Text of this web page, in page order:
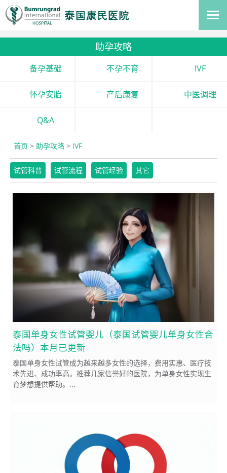
助孕攻略
备孕基础 不孕不育 IVF
怀孕安胎 产后康复 中医调理
Q&A
首页 > 助孕攻略 > IVF
试管科普 试管流程 试管经验 其它
泰国单身女性试管婴儿（泰国试管婴儿单身女性合
法吗）本月已更新
泰国单身女性试管成为越来越多女性的选择，费用实惠、医疗技
术先进、成功率高。推荐几家信誉好的医院，为单身女性实现生
育梦想提供帮助。...